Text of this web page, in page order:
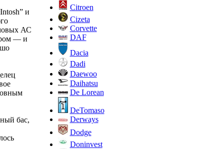
и
АС
— и
бас,
Citroen
Cizeta
Corvette
DAF
Dacia
Dadi
Daewoo
Daihatsu
De Lorean
DeTomaso
Derways
Dodge
Doninvest